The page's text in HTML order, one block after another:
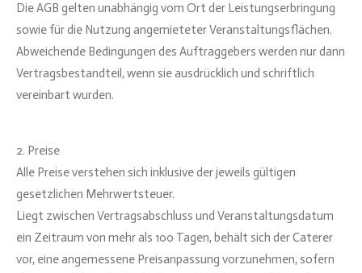
Die AGB gelten unabhängig vom Ort der Leistungserbringung
sowie für die Nutzung angemieteter Veranstaltungsflächen.
Abweichende Bedingungen des Auftraggebers werden nur dann
Vertragsbestandteil, wenn sie ausdrücklich und schriftlich
vereinbart wurden.
2. Preise
Alle Preise verstehen sich inklusive der jeweils gültigen
gesetzlichen Mehrwertsteuer.
Liegt zwischen Vertragsabschluss und Veranstaltungsdatum
ein Zeitraum von mehr als 100 Tagen, behält sich der Caterer
vor, eine angemessene Preisanpassung vorzunehmen, sofern